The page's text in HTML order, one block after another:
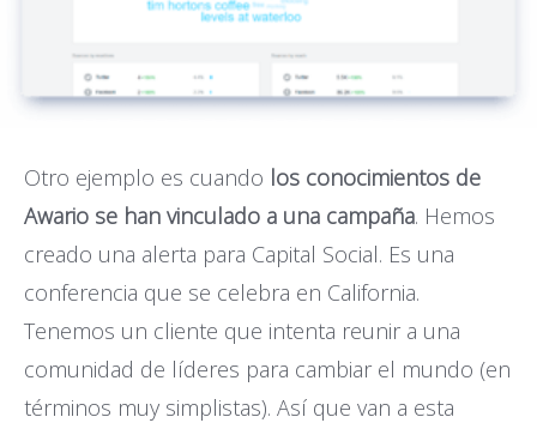
Otro ejemplo es cuando los conocimientos de
Awario se han vinculado a una campaña. Hemos
creado una alerta para Capital Social. Es una
conferencia que se celebra en California.
Tenemos un cliente que intenta reunir a una
comunidad de líderes para cambiar el mundo (en
términos muy simplistas). Así que van a esta